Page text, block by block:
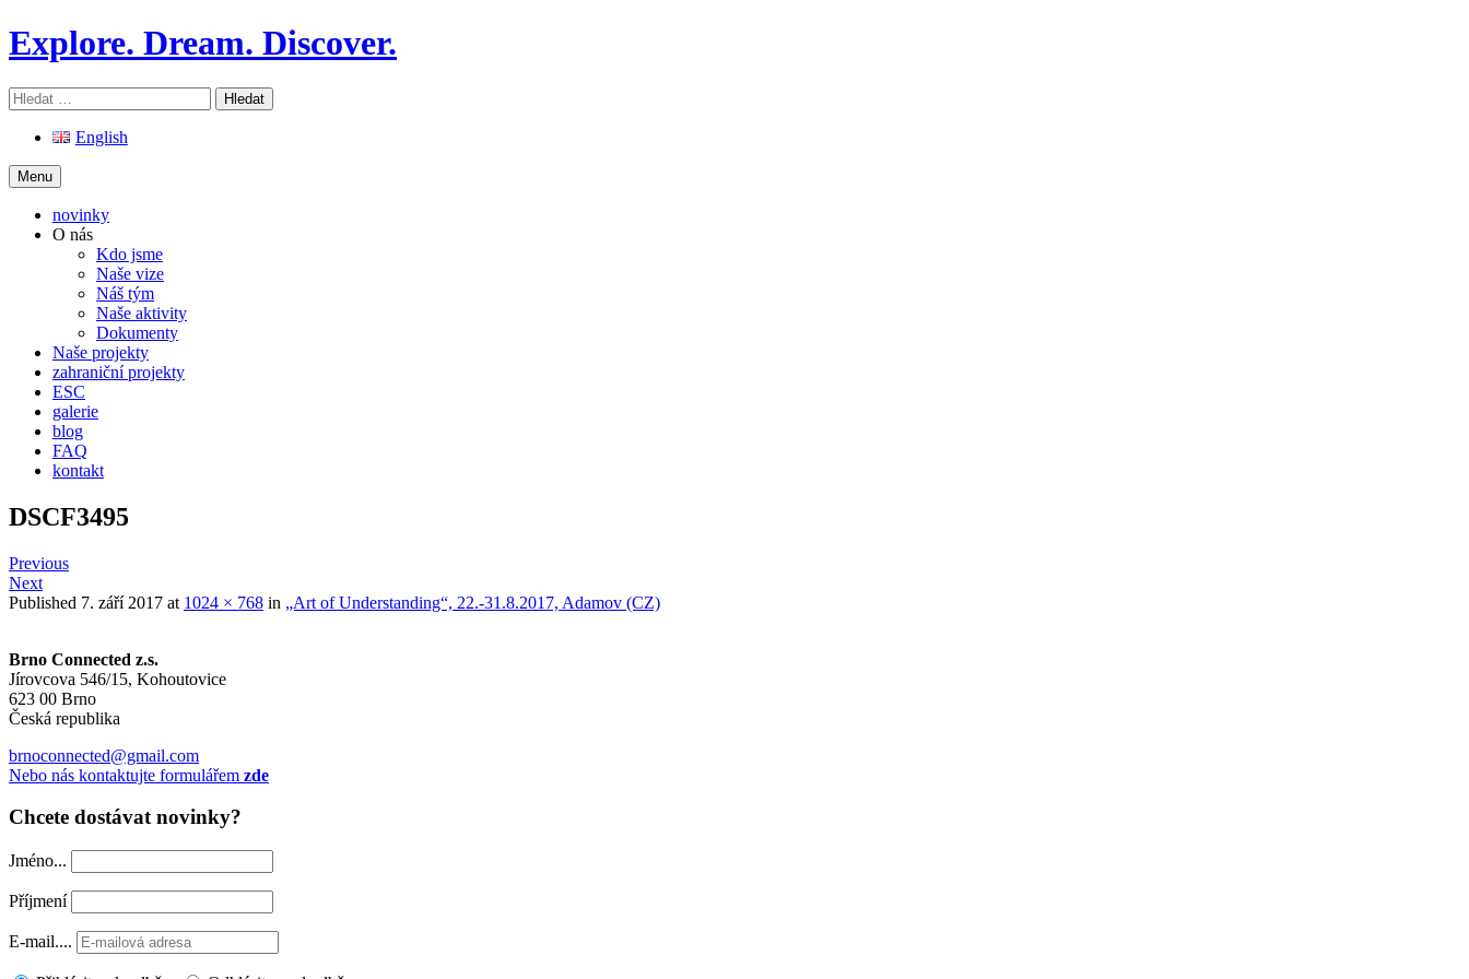
Skip
to
Explore. Dream. Discover.
Vyhledávání
English
Menu
novinky
O nás
Kdo jsme
Naše vize
Náš tým
Naše aktivity
Dokumenty
Naše projekty
zahraniční projekty
ESC
galerie
blog
FAQ
kontakt
DSCF3495
Previous
Next
Published 7. září 2017 at 1024 × 768 in „Art of Understanding“, 22.-31.8.2017, Adamov (CZ)
Brno Connected z.s.
Jírovcova 546/15, Kohoutovice
623 00 Brno
Česká republika
brnoconnected@gmail.com
Nebo nás kontaktujte formulářem zde
Chcete dostávat novinky?
Jméno...
Příjmení
E-mail....